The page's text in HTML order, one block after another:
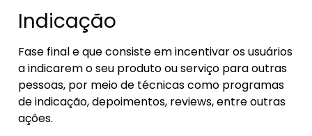
Indicação
Fase final e que consiste em incentivar os usuários
a indicarem o seu produto ou serviço para outras
pessoas, por meio de técnicas como programas
de indicação, depoimentos, reviews, entre outras
ações.